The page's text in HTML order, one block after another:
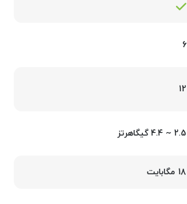
6
12
2.5 ~ 4.4 گیگاهرتز
18 مگابایت